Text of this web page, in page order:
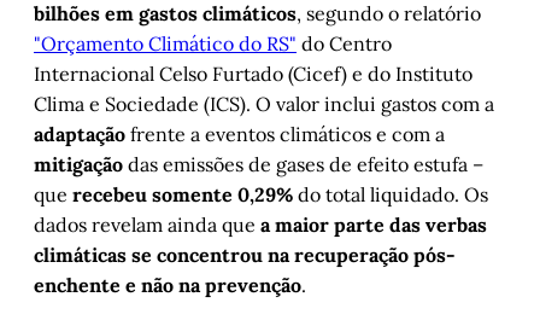
bilhões em gastos climáticos, segundo o relatório
"Orçamento Climático do RS" do Centro
Internacional Celso Furtado (Cicef) e do Instituto
Clima e Sociedade (ICS). O valor inclui gastos com a
adaptação frente a eventos climáticos e com a
mitigação das emissões de gases de efeito estufa –
que recebeu somente 0,29% do total liquidado. Os
dados revelam ainda que a maior parte das verbas
climáticas se concentrou na recuperação pós-
enchente e não na prevenção.